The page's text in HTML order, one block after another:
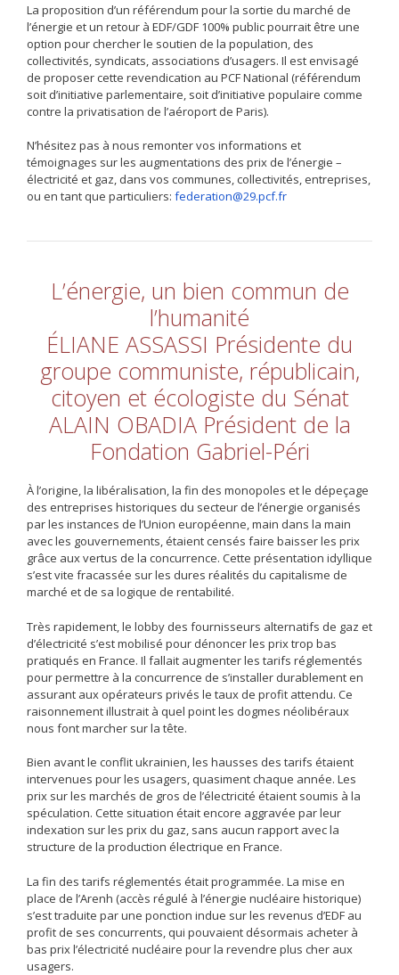
La proposition d’un référendum pour la sortie du marché de
l’énergie et un retour à EDF/GDF 100% public pourrait être une
option pour chercher le soutien de la population, des
collectivités, syndicats, associations d’usagers. Il est envisagé
de proposer cette revendication au PCF National (référendum
soit d’initiative parlementaire, soit d’initiative populaire comme
contre la privatisation de l’aéroport de Paris).
N’hésitez pas à nous remonter vos informations et
témoignages sur les augmentations des prix de l’énergie –
électricité et gaz, dans vos communes, collectivités, entreprises,
ou en tant que particuliers: federation@29.pcf.fr
L’énergie, un bien commun de
l’humanité
ÉLIANE ASSASSI Présidente du
groupe communiste, républicain,
citoyen et écologiste du Sénat
ALAIN OBADIA Président de la
Fondation Gabriel-Péri
À l’origine, la libéralisation, la fin des monopoles et le dépeçage
des entreprises historiques du secteur de l’énergie organisés
par les instances de l’Union européenne, main dans la main
avec les gouvernements, étaient censés faire baisser les prix
grâce aux vertus de la concurrence. Cette présentation idyllique
s’est vite fracassée sur les dures réalités du capitalisme de
marché et de sa logique de rentabilité.
Très rapidement, le lobby des fournisseurs alternatifs de gaz et
d’électricité s’est mobilisé pour dénoncer les prix trop bas
pratiqués en France. Il fallait augmenter les tarifs réglementés
pour permettre à la concurrence de s’installer durablement en
assurant aux opérateurs privés le taux de profit attendu. Ce
raisonnement illustrait à quel point les dogmes néolibéraux
nous font marcher sur la tête.
Bien avant le conflit ukrainien, les hausses des tarifs étaient
intervenues pour les usagers, quasiment chaque année. Les
prix sur les marchés de gros de l’électricité étaient soumis à la
spéculation. Cette situation était encore aggravée par leur
indexation sur les prix du gaz, sans aucun rapport avec la
structure de la production électrique en France.
La fin des tarifs réglementés était programmée. La mise en
place de l’Arenh (accès régulé à l’énergie nucléaire historique)
s’est traduite par une ponction indue sur les revenus d’EDF au
profit de ses concurrents, qui pouvaient désormais acheter à
bas prix l’électricité nucléaire pour la revendre plus cher aux
usagers.